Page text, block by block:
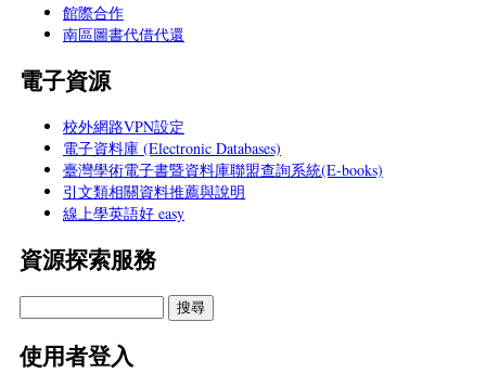
館際合作
南區圖書代借代還
電子資源
校外網路VPN設定
電子資料庫 (Electronic Databases)
臺灣學術電子書暨資料庫聯盟查詢系統(E-books)
引文類相關資料推薦與說明
線上學英語好 easy
資源探索服務
使用者登入